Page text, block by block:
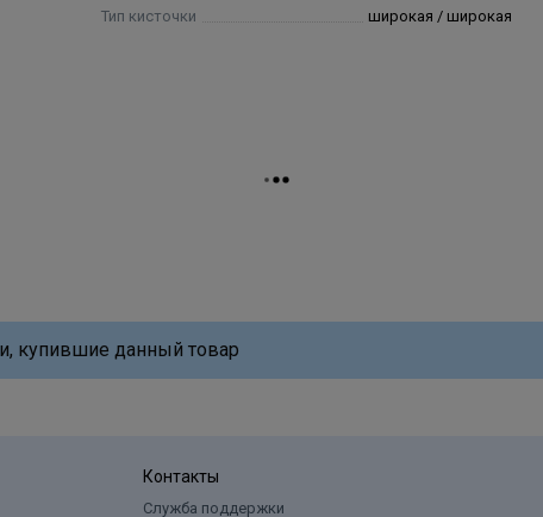
Тип кисточки широкая / широкая
купившие данный товар
Контакты
Служба поддержки